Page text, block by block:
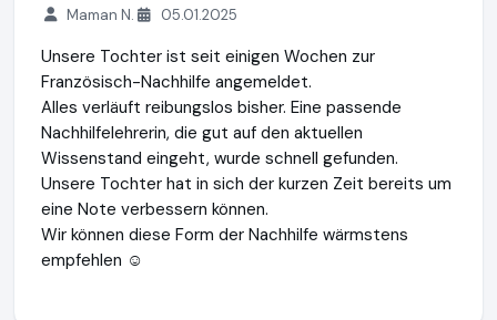
Maman N. 05.01.2025
Unsere Tochter ist seit einigen Wochen zur
Französisch-Nachhilfe angemeldet.
Alles verläuft reibungslos bisher. Eine passende
Nachhilfelehrerin, die gut auf den aktuellen
Wissenstand eingeht, wurde schnell gefunden.
Unsere Tochter hat in sich der kurzen Zeit bereits um
eine Note verbessern können.
Wir können diese Form der Nachhilfe wärmstens
empfehlen ☺️